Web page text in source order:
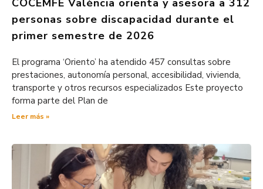
COCEMFE València orienta y asesora a 312
personas sobre discapacidad durante el
primer semestre de 2026
El programa ‘Oriento’ ha atendido 457 consultas sobre
prestaciones, autonomía personal, accesibilidad, vivienda,
transporte y otros recursos especializados Este proyecto
forma parte del Plan de
Leer más »